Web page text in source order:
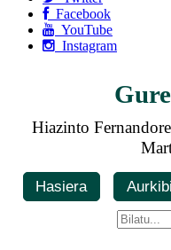
Facebook
YouTube
Instagram
Hiazinto
Hasiera